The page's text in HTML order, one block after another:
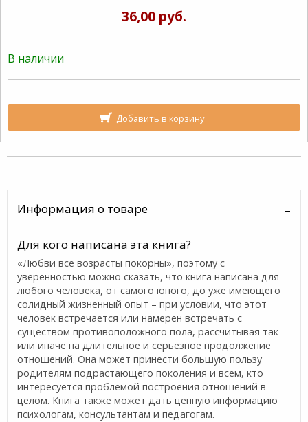
36,00 руб.
В наличии
Добавить в корзину
Информация о товаре
Для кого написана эта книга?
«Любви все возрасты покорны», поэтому с
уверенностью можно сказать, что книга написана для
любого человека, от самого юного, до уже имеющего
солидный жизненный опыт – при условии, что этот
человек встречается или намерен встречать с
существом противоположного пола, рассчитывая так
или иначе на длительное и серьезное продолжение
отношений. Она может принести большую пользу
родителям подрастающего поколения и всем, кто
интересуется проблемой построения отношений в
целом. Книга также может дать ценную информацию
психологам, консультантам и педагогам.